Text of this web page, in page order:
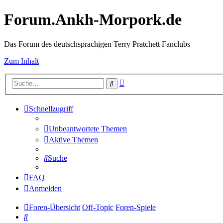
Forum.Ankh-Morpork.de
Das Forum des deutschsprachigen Terry Pratchett Fanclubs
Zum Inhalt
Suche
Schnellzugriff
Unbeantwortete Themen
Aktive Themen
Suche
FAQ
Anmelden
Foren-Übersicht Off-Topic Foren-Spiele
Suche